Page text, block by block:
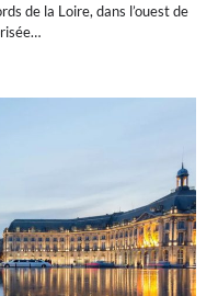
de la Loire, dans l’ouest de